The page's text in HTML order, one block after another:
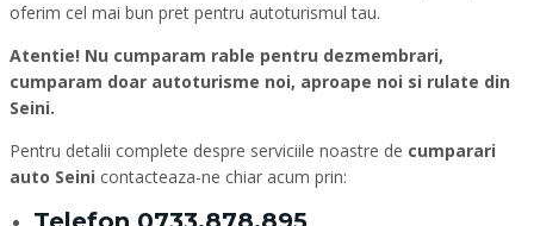
oferim cel mai bun pret pentru autoturismul tau.
Atentie! Nu cumparam rable pentru dezmembrari,
cumparam doar autoturisme noi, aproape noi si rulate din
Seini.
Pentru detalii complete despre serviciile noastre de cumparari
auto Seini contacteaza-ne chiar acum prin: